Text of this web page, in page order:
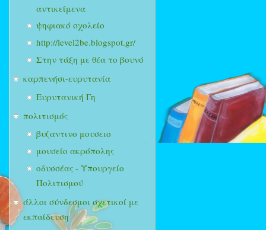
αντικείμενα
ψηφιακό σχολείο
http://level2be.blogspot.gr/
Στην τάξη με θέα το βουνό
καρπενήσι-ευρυτανία
Ευρυτανική Γη
πολιτισμός
βυζαντινο μουσειο
μουσείο ακρόπολης
οδυσσέας - Υπουργείο
Πολιτισμού
άλλοι σύνδεσμοι σχετικοί με
εκπαίδευση